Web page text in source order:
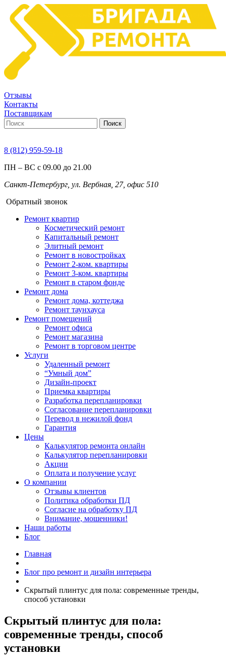
Отзывы
Контакты
Поставщикам
Поиск
8 (812) 959-59-18
ПН – ВС с 09.00 до 21.00
Санкт-Петербург, ул. Вербная, 27, офис 510
Обратный звонок
Ремонт квартир
Косметический ремонт
Капитальный ремонт
Элитный ремонт
Ремонт в новостройках
Ремонт 2-ком. квартиры
Ремонт 3-ком. квартиры
Ремонт в старом фонде
Ремонт дома
Ремонт дома, коттеджа
Ремонт таунхауса
Ремонт помещений
Ремонт офиса
Ремонт магазина
Ремонт в торговом центре
Услуги
Удаленный ремонт
“Умный дом”
Дизайн-проект
Приемка квартиры
Разработка перепланировки
Согласование перепланировки
Перевод в нежилой фонд
Гарантия
Цены
Калькулятор ремонта онлайн
Калькулятор перепланировки
Акции
Оплата и получение услуг
О компании
Отзывы клиентов
Политика обработки ПД
Согласие на обработку ПД
Внимание, мошенники!
Наши работы
Блог
Главная
Блог про ремонт и дизайн интерьера
Скрытый плинтус для пола: современные тренды,
способ установки
Скрытый плинтус для пола:
современные тренды, способ
установки